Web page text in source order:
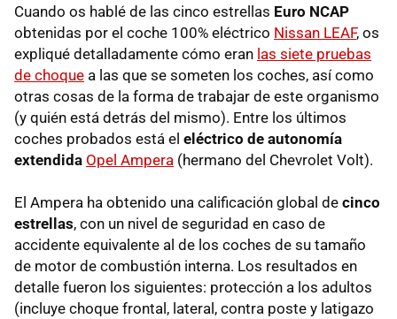
Cuando os hablé de las cinco estrellas Euro NCAP
obtenidas por el coche 100% eléctrico Nissan LEAF, os
expliqué detalladamente cómo eran las siete pruebas
de choque a las que se someten los coches, así como
otras cosas de la forma de trabajar de este organismo
(y quién está detrás del mismo). Entre los últimos
coches probados está el eléctrico de autonomía
extendida Opel Ampera (hermano del Chevrolet Volt).
El Ampera ha obtenido una calificación global de cinco
estrellas, con un nivel de seguridad en caso de
accidente equivalente al de los coches de su tamaño
de motor de combustión interna. Los resultados en
detalle fueron los siguientes: protección a los adultos
(incluye choque frontal, lateral, contra poste y latigazo